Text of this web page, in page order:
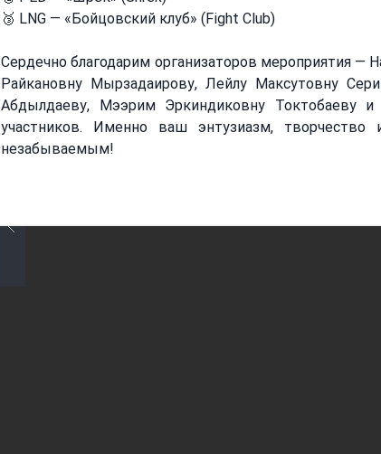
🥉 LNG — «Бойцовский клуб» (Fight Club)
Сердечно благодарим организаторов мероприятия —
Райкановну Мырзадаирову, Лейлу Максутовну
Абдылдаеву, Мээрим Эркиндиковну Токтобаеву
участников. Именно ваш энтузиазм,
незабываемым!